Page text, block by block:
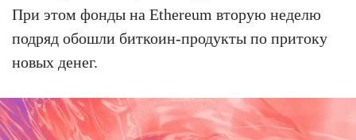
При этом фонды на Ethereum вторую неделю
подряд обошли биткоин-продукты по притоку
новых денег.